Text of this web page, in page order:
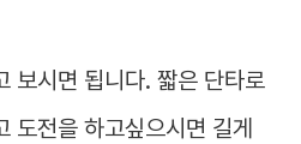
보시면 됩니다. 짧은 단타로
도전을 하고싶으시면 길게